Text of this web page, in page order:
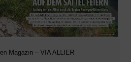
Magazin – VIA ALLIER